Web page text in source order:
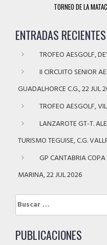
TORNEO DE LA
ENTRADAS RECIENTES
TROFEO AESGOLF,
II CIRCUITO SENIOR
GUADALHORCE C.G., 22 JUL
TROFEO AESGOLF,
LANZAROTE GT-T.
TURISMO TEGUISE, C.G.
GP CANTABRIA
MARINA, 22 JUL 2026
Buscar:
PUBLICACIONES